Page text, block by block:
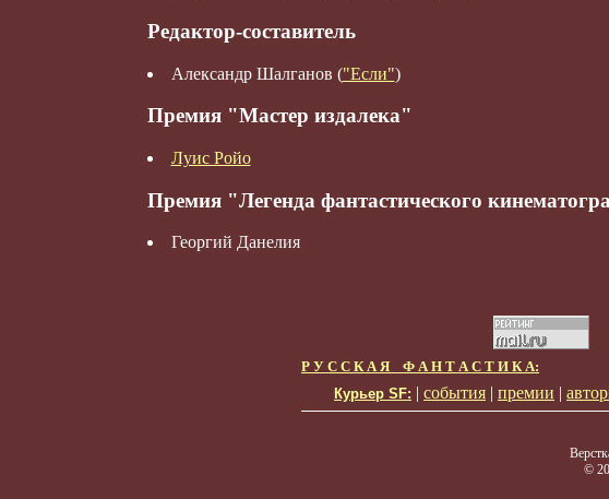
Редактор-составитель
Александр Шалганов ("Если")
Премия "Мастер издалека"
Луис Ройо
Премия "Легенда фантастического
Георгий Данелия
Р У С С К А Я Ф А Н Т А С Т И К А:
Курьер SF: | события | премии |
©